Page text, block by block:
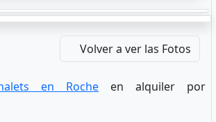
Volver a ver las Fotos
en Roche en alquiler por